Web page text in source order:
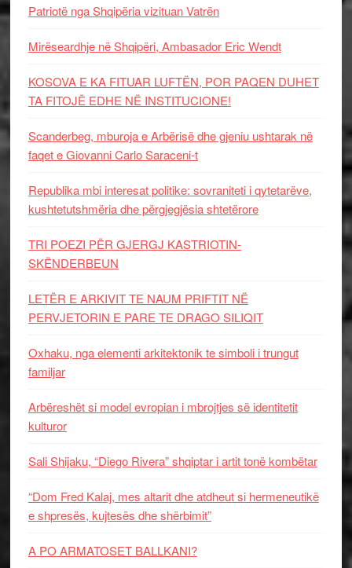
Patriotë nga Shqipëria vizituan Vatrën
Mirëseardhje në Shqipëri, Ambasador Eric Wendt
KOSOVA E KA FITUAR LUFTËN, POR PAQEN DUHET
TA FITOJË EDHE NË INSTITUCIONE!
Scanderbeg, mburoja e Arbërisë dhe gjeniu ushtarak në
faqet e Giovanni Carlo Saraceni-t
Republika mbi interesat politike: sovraniteti i qytetarëve,
kushtetutshmëria dhe përgjegjësia shtetërore
TRI POEZI PËR GJERGJ KASTRIOTIN-
SKËNDERBEUN
LETËR E ARKIVIT TE NAUM PRIFTIT NË
PERVJETORIN E PARE TE DRAGO SILIQIT
Oxhaku, nga elementi arkitektonik te simboli i trungut
familjar
Arbëreshët si model evropian i mbrojtjes së identitetit
kulturor
Sali Shijaku, “Diego Rivera” shqiptar i artit tonë kombëtar
“Dom Fred Kalaj, mes altarit dhe atdheut si hermeneutikë
e shpresës, kujtesës dhe shërbimit”
A PO ARMATOSET BALLKANI?